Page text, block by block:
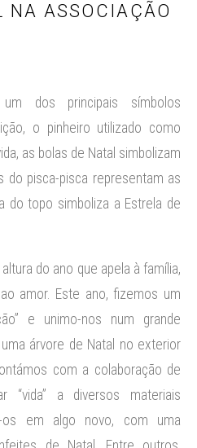
NA ASSOCIAÇÃO
dos principais símbolos
o pinheiro utilizado como
as bolas de Natal simbolizam
do pisca-pisca representam as
do topo simboliza a Estrela de
do ano que apela à família,
amor. Este ano, fizemos um
e unimo-nos num grande
árvore de Natal no exterior
com a colaboração de
“vida” a diversos materiais
os em algo novo, com uma